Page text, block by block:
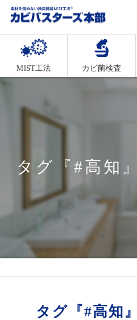
MIST工法 カビ菌検査
タグ『#高知
タグ『#高知